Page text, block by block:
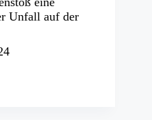
Unfall auf der